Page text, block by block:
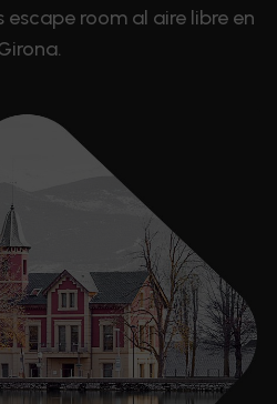
room al aire libre en